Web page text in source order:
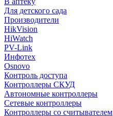
Для детского сада
Производители
HikVision
HiWatch
PV-Link
Инфотех
Osnovo
Контроль доступа
Контроллеры СКУД
Автономные контроллеры
Сетевые контроллеры
Контроллеры со считывателем